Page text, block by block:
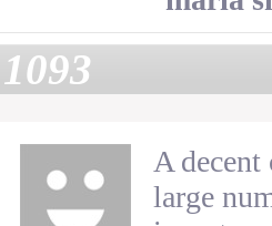
1093
A
large